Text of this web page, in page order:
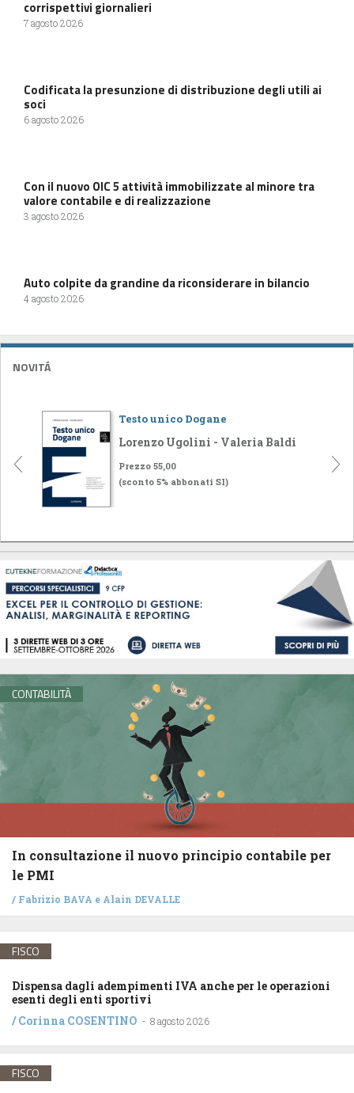
corrispettivi giornalieri
7 agosto 2026
Codificata la presunzione di distribuzione degli utili ai
soci
6 agosto 2026
Con il nuovo OIC 5 attività immobilizzate al minore tra
valore contabile e di realizzazione
3 agosto 2026
Auto colpite da grandine da riconsiderare in bilancio
4 agosto 2026
NOVITÁ
Testo unico Dogane
Lorenzo Ugolini - Valeria Baldi
Prezzo 55,00
(sconto 5% abbonati SI)
CONTABILITÀ
In consultazione il nuovo principio contabile per
le PMI
/ Fabrizio BAVA e Alain DEVALLE
FISCO
Dispensa dagli adempimenti IVA anche per le operazioni
esenti degli enti sportivi
/Corinna COSENTINO - 8 agosto 2026
FISCO